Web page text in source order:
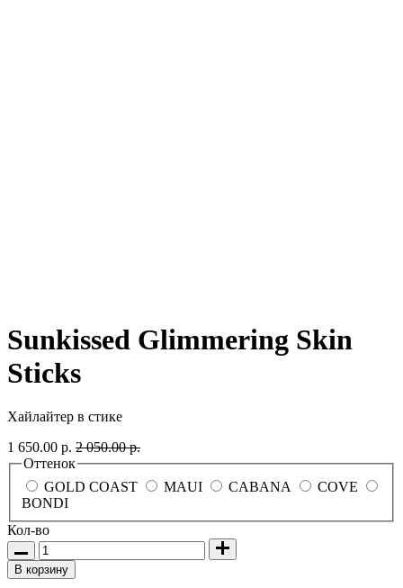
Sunkissed Glimmering Skin
Sticks
Хайлайтер в стике
1 650.00 р. 2 050.00 р.
Оттенок
GOLD COAST
MAUI CABANA
COVE
BONDI
Кол-во
В корзину